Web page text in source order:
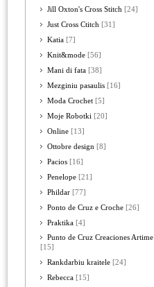
Jill Oxton's Cross Stitch [24]
Just Cross Ctitch [31]
Katia [7]
Knit&mode [56]
Mani di fata [38]
Mezginiu pasaulis [16]
Moda Crochet [5]
Moje Robotki [20]
Online [13]
Ottobre design [8]
Pacios [16]
Penelope [21]
Phildar [77]
Ponto de Cruz e Croche [26]
Praktika [4]
Punto de Cruz Creaciones Artime
[15]
Rankdarbiu kraitele [24]
Rebecca [15]